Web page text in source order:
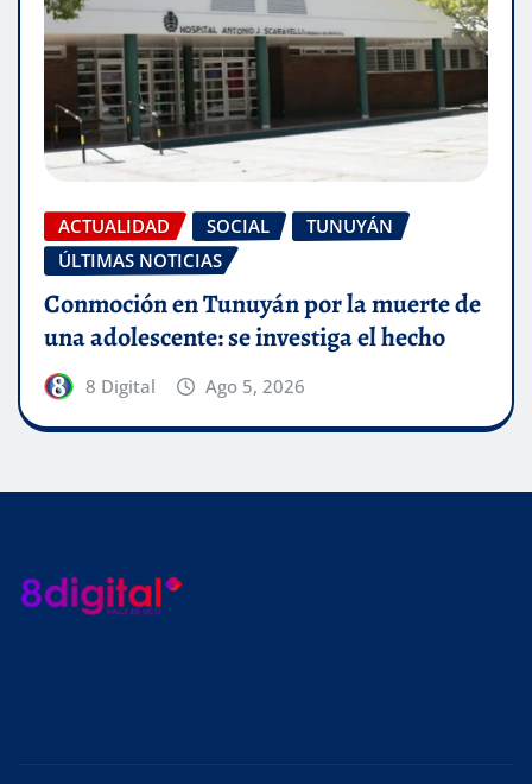
ACTUALIDAD SOCIAL
TUNUYÁN
ÚLTIMAS NOTICIAS
Conmoción en Tunuyán por la muerte de
una adolescente: se investiga el hecho
8 Digital Ago 5, 2026